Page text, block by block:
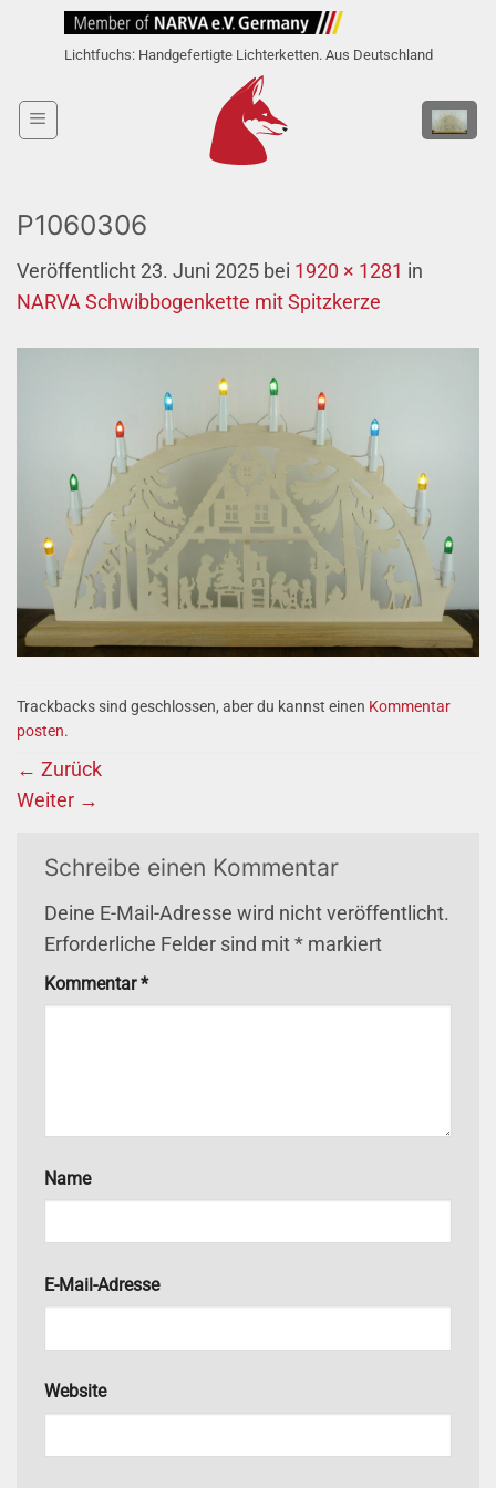
Lichtfuchs: Handgefertigte Lichterketten. Aus Deutschland
P1060306
Veröffentlicht 23. Juni 2025 bei 1920 × 1281 in
NARVA Schwibbogenkette mit Spitzkerze
Trackbacks sind geschlossen, aber du kannst einen Kommentar
posten.
← Zurück
Weiter →
Schreibe einen Kommentar
Deine E-Mail-Adresse wird nicht veröffentlicht.
Erforderliche Felder sind mit * markiert
Kommentar*
Name
E-Mail-Adresse
Website